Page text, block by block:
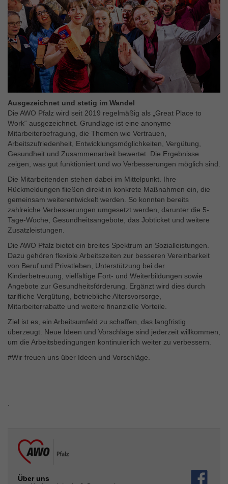
Ausgezeichnet und stetig im Wandel
Die AWO Pfalz wird seit 2019 regelmäßig als „Great Place to
Work“ ausgezeichnet. Grundlage ist eine anonyme
Mitarbeiterbefragung, die Themen wie Vertrauen,
Arbeitszufriedenheit, Entwicklungsmöglichkeiten, Vergütung,
Gesundheit und Zusammenarbeit bewertet. Die Ergebnisse
zeigen, was gut funktioniert und wo Verbesserungen möglich sind.
Die Mitarbeitenden stehen dabei im Mittelpunkt. Ihre
Rückmeldungen fließen direkt in konkrete Maßnahmen ein, die
gemeinsam weiterentwickelt werden. So konnten bereits
zahlreiche Verbesserungen umgesetzt werden, darunter die 5-
Tage-Woche, Gesundheitsangebote, das Jobticket und weitere
Zusatzleistungen.
Die AWO Pfalz bietet ein breites Spektrum an Sozialleistungen.
Dazu gehören flexible Arbeitszeiten zur besseren Vereinbarkeit
von Beruf und Privatleben, Unterstützung bei der
Kinderbetreuung, vielfältige Fort- und Weiterbildungen sowie
Angebote zur Gesundheitsförderung. Ergänzt wird dies durch
tarifliche Vergütung, betriebliche Altersvorsorge,
Mitarbeiterrabatte und weitere finanzielle Vorteile.
Ziel ist es, ein Arbeitsumfeld zu schaffen, das langfristig
überzeugt. Neue Ideen und Vorschläge sind jederzeit willkommen,
um die Arbeitsbedingungen kontinuierlich weiter zu verbessern.
#Wir freuen uns über Ideen und Vorschläge.
Über uns